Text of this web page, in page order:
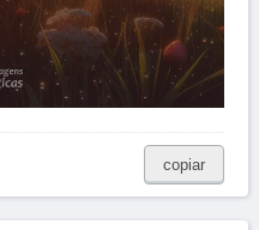
copiar